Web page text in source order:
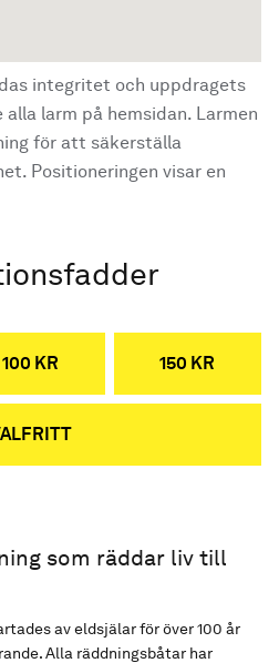
integritet och uppdragets
larm på hemsidan. Larmen
för att säkerställa
Positioneringen visar en
100 KR 150 KR
som räddar liv till
av eldsjälar för över 100 år
Alla räddningsbåtar har